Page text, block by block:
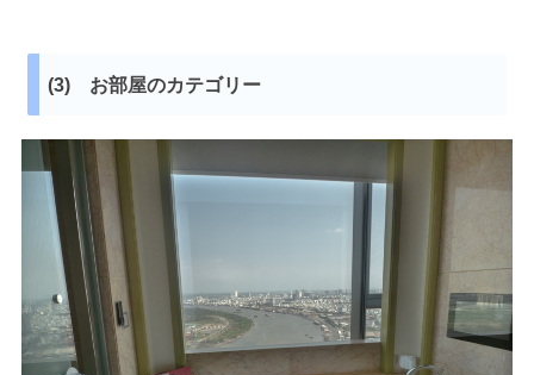
(3) お部屋のカテゴリー